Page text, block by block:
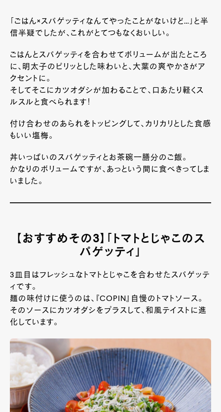
「ごはん×スパゲッティなんてやったことがないけど…」と半
信半疑でしたが、これがとてつもなくおいしい。
ごはんとスパゲッティを合わせてボリュームが出たところ
に、明太子のピリッとした味わいと、大葉の爽やかさがア
クセントに。
そしてそこにカツオダシが加わることで、口あたり軽くス
ルスルと食べられます！
付け合わせのあられをトッピングして、カリカリとした食感
もいい塩梅。
丼いっぱいのスパゲッティとお茶碗一膳分のご飯。
かなりのボリュームですが、あっという間に食べきってしま
いました。
【おすすめその3】「トマトとじゃこのス
パゲッティ」
3皿目はフレッシュなトマトとじゃこを合わせたスパゲッテ
ィです。
麺の味付けに使うのは、『COPIN』自慢のトマトソース。
そのソースにカツオダシをプラスして、和風テイストに進
化しています。